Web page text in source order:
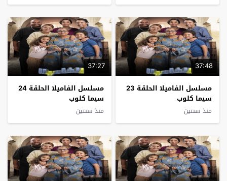
37:48
مسلسل الفاميلا الحلقة 23
سيما كلوب
منذ سنتين
37:27
مسلسل الفاميلا الحلقة 24
سيما كلوب
منذ سنتين